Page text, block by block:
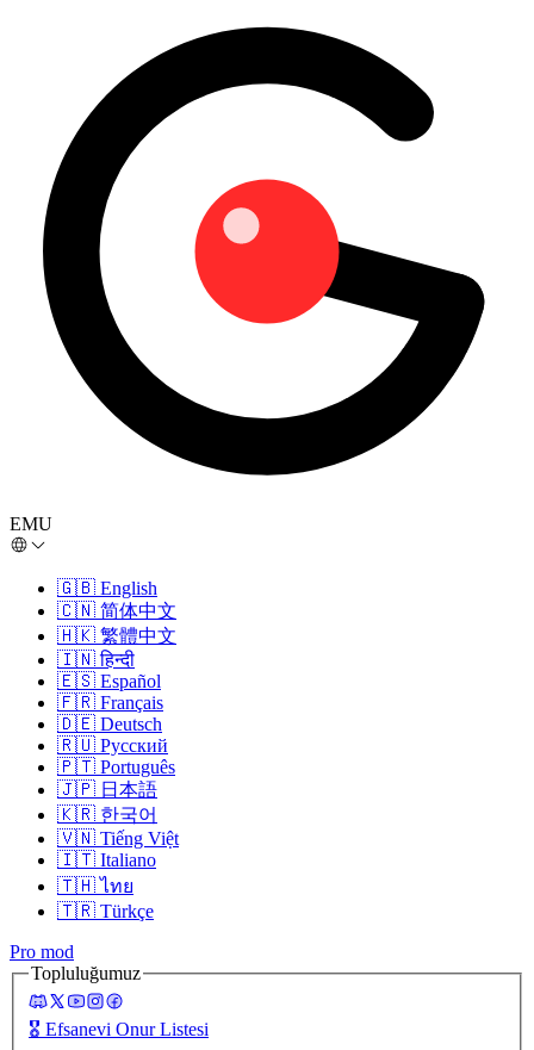
EMU
🇬🇧 English
🇨🇳 简体中文
🇭🇰 繁體中文
🇮🇳 हिन्दी
🇪🇸 Español
🇫🇷 Français
🇩🇪 Deutsch
🇷🇺 Русский
🇵🇹 Português
🇯🇵 日本語
🇰🇷 한국어
🇻🇳 Tiếng Việt
🇮🇹 Italiano
🇹🇭 ไทย
🇹🇷 Türkçe
Pro mod
Topluluğumuz
🎖️ Efsanevi Onur Listesi